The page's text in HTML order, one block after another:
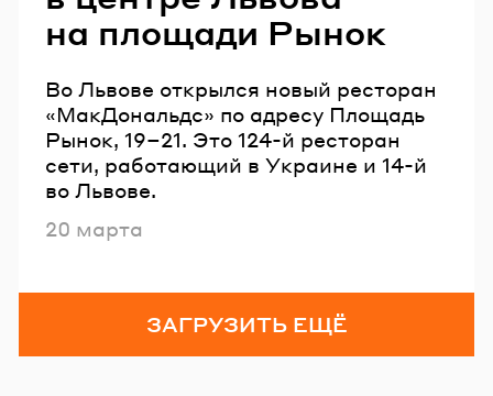
на площади Рынок
Во Львове открылся новый ресторан
«МакДональдс» по адресу Площадь
Рынок, 19–21. Это 124-й ресторан
сети, работающий в Украине и 14-й
во Львове.
Опубликовано
20 марта
ЗАГРУЗИТЬ ЕЩЁ